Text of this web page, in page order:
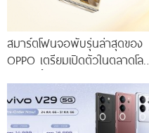
สมาร์ตโฟนจอพับรุ่นล่าสุดของ
OPPO เตรียมเปิดตัวในตลาดโลก